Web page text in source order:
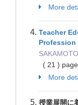
More
Teacher
Profession
( 21 )
More
授業展開に